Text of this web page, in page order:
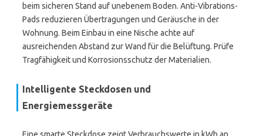
beim sicheren Stand auf unebenem Boden. Anti-Vibrations-
Pads reduzieren Übertragungen und Geräusche in der
Wohnung. Beim Einbau in eine Nische achte auf
ausreichenden Abstand zur Wand für die Belüftung. Prüfe
Tragfähigkeit und Korrosionsschutz der Materialien.
Intelligente Steckdosen und
Energiemessgeräte